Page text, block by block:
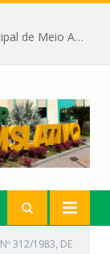
Câmara recebe palestra da Secretária Municipal de Meio Ambiente sobre as ações da “SEMANA DO MEIO AMBIENTE”
Nº 312/1983, DE